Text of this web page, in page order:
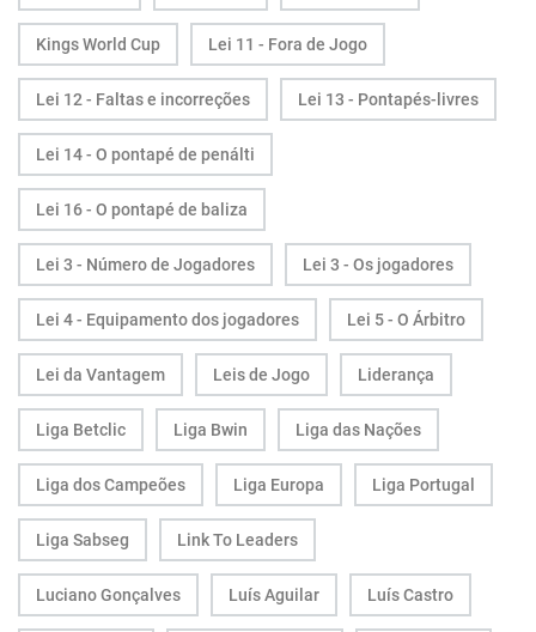
Kings World Cup Lei 11 - Fora de Jogo
Lei 12 - Faltas e incorreções Lei 13 - Pontapés-livres
Lei 14 - O pontapé de penálti
Lei 16 - O pontapé de baliza
Lei 3 - Número de Jogadores Lei 3 - Os jogadores
Lei 4 - Equipamento dos jogadores Lei 5 - O Árbitro
Lei da Vantagem Leis de Jogo Liderança
Liga Betclic Liga Bwin Liga das Nações
Liga dos Campeões Liga Europa Liga Portugal
Liga Sabseg Link To Leaders
Luciano Gonçalves Luís Aguilar Luís Castro